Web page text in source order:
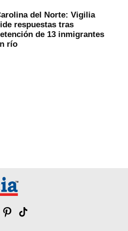
del Norte: Vigilia
respuestas tras
de 13 inmigrantes
río
Pinterest
Tik